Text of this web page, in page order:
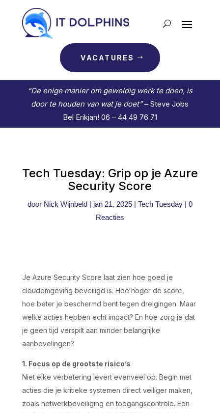
VACATURES
“De enige manier om geweldig werk te doen, is
door te houden van wat je doet”– Steve Jobs
Bel Erikjan! 06 – 44 49 76 71
Tech Tuesday: Grip op je Azure
Security Score
door Nick Wijnbeld| jan 21, 2025| Tech Tuesday| 0
Reacties
Je Azure Security Score laat zien hoe goed je
cloudomgeving beveiligd is. Hoe hoger de score,
hoe beter je beschermd bent tegen dreigingen. Maar
welke acties hebben echt impact? En hoe zorg je dat
je geen tijd verspilt aan minder belangrijke
aanbevelingen?
1. Focus op de grootste risico’s
Niet elke verbetering levert evenveel op. Begin met
acties die je kritieke systemen direct veiliger maken,
zoals netwerkbeveiliging en toegangscontrole. Een